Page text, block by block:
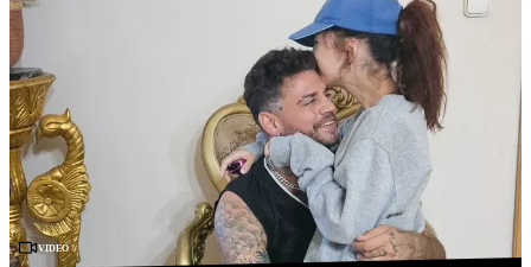
Videó